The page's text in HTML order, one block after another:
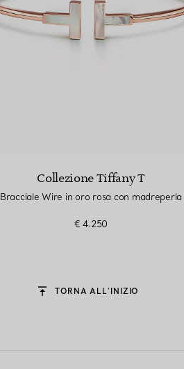
Collezione Tiffany T
Bracciale Wire in oro rosa con madreperla
€ 4.250
TORNA ALL’INIZIO